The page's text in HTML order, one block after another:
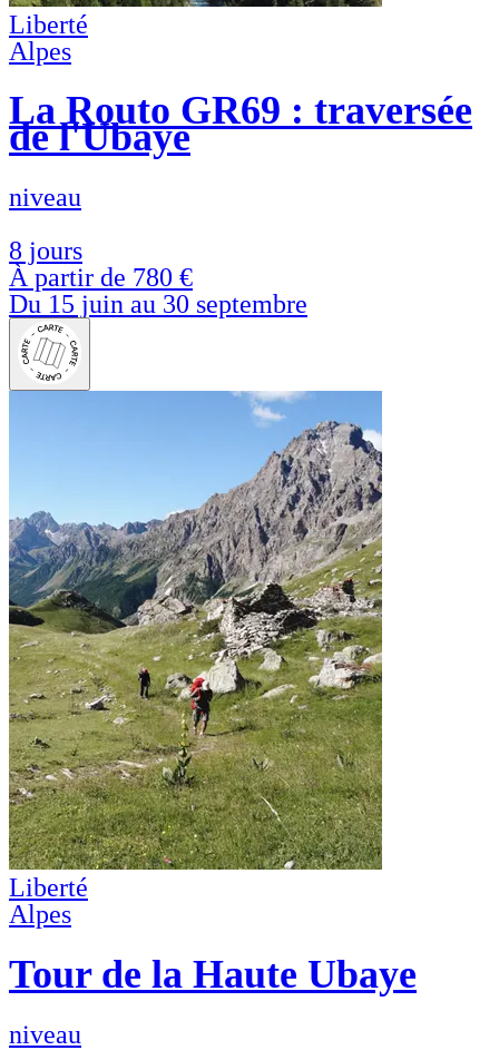
Liberté
Alpes
La Routo GR69 : traversée
de l'Ubaye
niveau
8 jours
À partir de 780 €
Du 15 juin au 30 septembre
Liberté
Alpes
Tour de la Haute Ubaye
niveau